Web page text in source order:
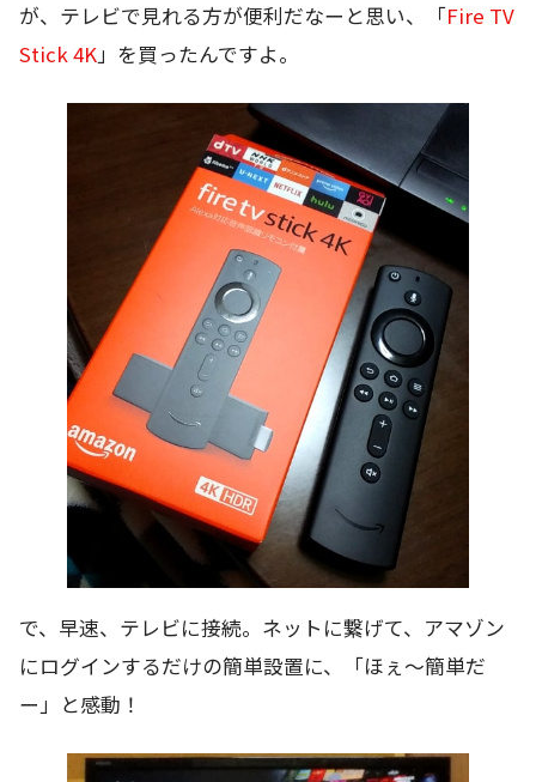
が、テレビで見れる方が便利だなーと思い、「Fire TV
Stick 4K」を買ったんですよ。
で、早速、テレビに接続。ネットに繋げて、アマゾン
にログインするだけの簡単設置に、「ほぇ～簡単だ
ー」と感動！